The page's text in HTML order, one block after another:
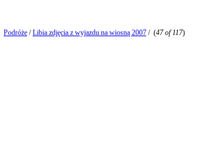
Podróże /Libia zdjęcia z wyjazdu na wiosną 2007 / (47 of 117)